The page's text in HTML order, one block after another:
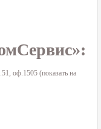
оф.1505 (показать на